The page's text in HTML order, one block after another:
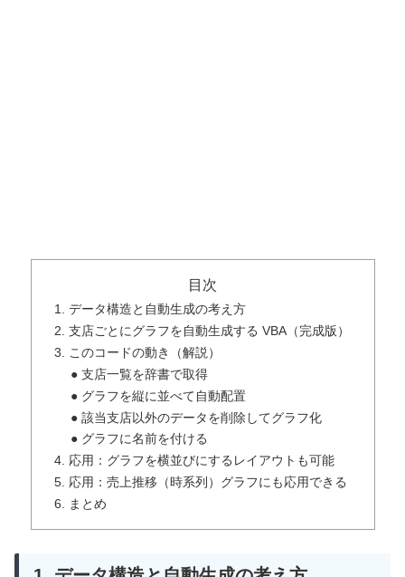
目次
1. データ構造と自動生成の考え方
2. 支店ごとにグラフを自動生成する VBA（完成版）
3. このコードの動き（解説）
● 支店一覧を辞書で取得
● グラフを縦に並べて自動配置
● 該当支店以外のデータを削除してグラフ化
● グラフに名前を付ける
4. 応用：グラフを横並びにするレイアウトも可能
5. 応用：売上推移（時系列）グラフにも応用できる
6. まとめ